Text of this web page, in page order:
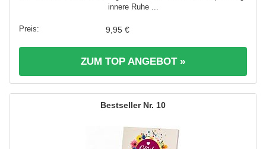
innere Ruhe ...
9,95 €
ZUM TOP ANGEBOT »
10